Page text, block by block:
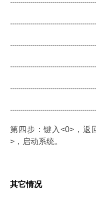
第四步：键入<0>，返
>，启动系统。
其它情况